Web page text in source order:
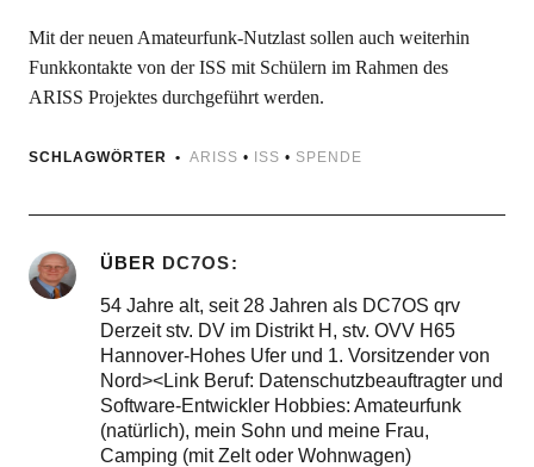
Mit der neuen Amateurfunk-Nutzlast sollen auch weiterhin
Funkkontakte von der ISS mit Schülern im Rahmen des
ARISS Projektes durchgeführt werden.
SCHLAGWÖRTER ARISS • ISS • SPENDE
ÜBER DC7OS
54 Jahre alt, seit 28 Jahren als DC7OS qrv
Derzeit stv. DV im Distrikt H, stv. OVV H65
Hannover-Hohes Ufer und 1. Vorsitzender von
Nord><Link Beruf: Datenschutzbeauftragter und
Software-Entwickler Hobbies: Amateurfunk
(natürlich), mein Sohn und meine Frau,
Camping (mit Zelt oder Wohnwagen)